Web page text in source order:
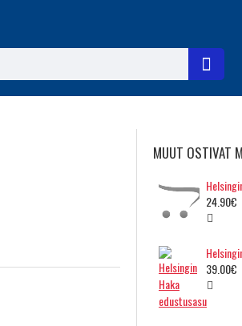
MUUT OSTIVAT
24.90€
39.00€